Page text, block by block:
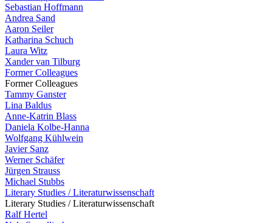
Sebastian Hoffmann
Andrea Sand
Aaron Seiler
Katharina Schuch
Laura Witz
Xander van Tilburg
Former Colleagues
Former Colleagues
Tammy Ganster
Lina Baldus
Anne-Katrin Blass
Daniela Kolbe-Hanna
Wolfgang Kühlwein
Javier Sanz
Werner Schäfer
Jürgen Strauss
Michael Stubbs
Literary Studies / Literaturwissenschaft
Literary Studies / Literaturwissenschaft
Ralf Hertel